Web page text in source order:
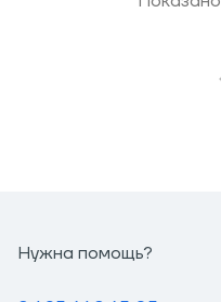
Нужна помощь?